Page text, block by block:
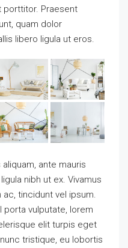
porttitor. Praesent
quam dolor
libero ligula ut eros.
ante mauris
nibh ut ex. Vivamus
tincidunt vel ipsum.
porta vulputate, lorem
elit turpis eget
tristique, eu lobortis